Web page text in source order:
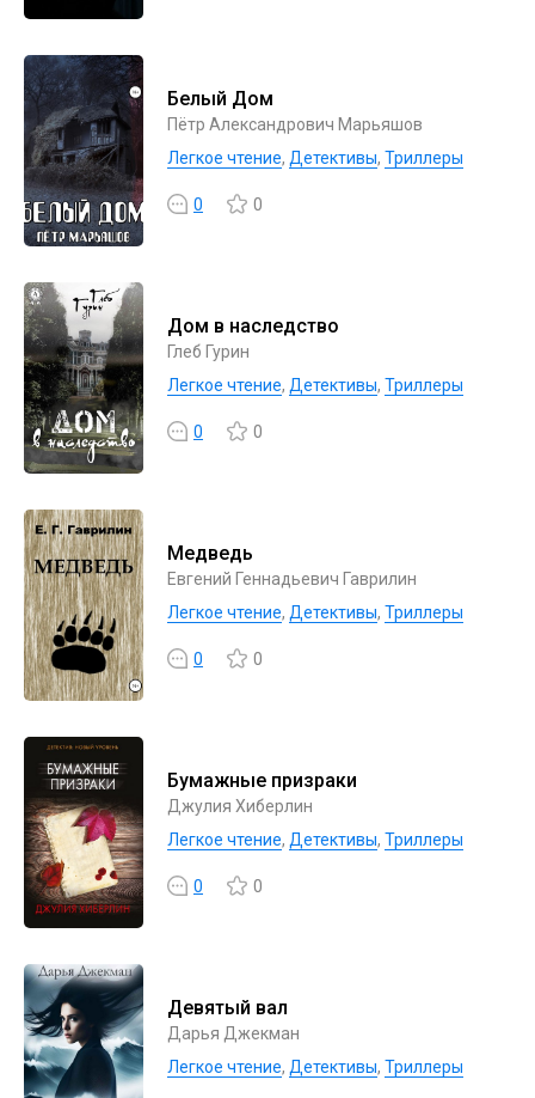
Белый Дом
Пётр Александрович Марьяшов
Легкое чтение, Детективы, Триллеры
0 0
Дом в наследство
Глеб Гурин
Легкое чтение, Детективы, Триллеры
0 0
Медведь
Евгений Геннадьевич Гаврилин
Легкое чтение, Детективы, Триллеры
0 0
Бумажные призраки
Джулия Хиберлин
Легкое чтение, Детективы, Триллеры
0 0
Девятый вал
Дарья Джекман
Легкое чтение, Детективы, Триллеры